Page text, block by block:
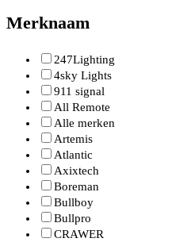
Merknaam
247Lighting
4sky Lights
911 signal
All Remote
Alle merken
Artemis
Atlantic
Axixtech
Boreman
Bullboy
Bullpro
CRAWER